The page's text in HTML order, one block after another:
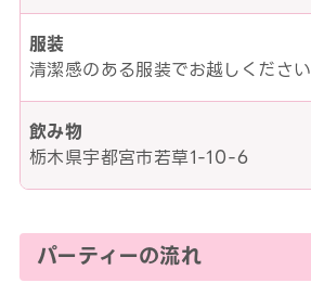
服装
清潔感のある服装でお越しください
飲み物
栃木県宇都宮市若草1-10-6
パーティーの流れ